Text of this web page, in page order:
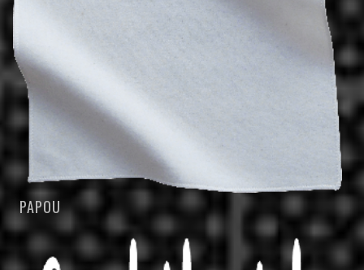
PAPOU